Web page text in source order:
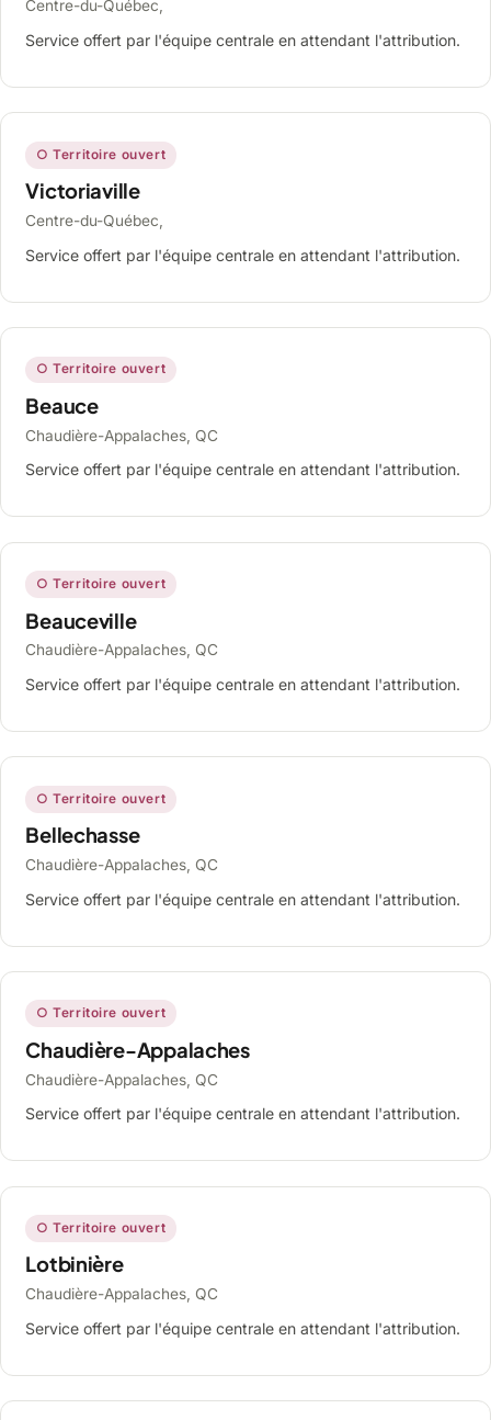
Centre-du-Québec,
Service offert par l'équipe centrale en attendant l'attribution.
○ Territoire ouvert
Victoriaville
Centre-du-Québec,
Service offert par l'équipe centrale en attendant l'attribution.
○ Territoire ouvert
Beauce
Chaudière-Appalaches, QC
Service offert par l'équipe centrale en attendant l'attribution.
○ Territoire ouvert
Beauceville
Chaudière-Appalaches, QC
Service offert par l'équipe centrale en attendant l'attribution.
○ Territoire ouvert
Bellechasse
Chaudière-Appalaches, QC
Service offert par l'équipe centrale en attendant l'attribution.
○ Territoire ouvert
Chaudière-Appalaches
Chaudière-Appalaches, QC
Service offert par l'équipe centrale en attendant l'attribution.
○ Territoire ouvert
Lotbinière
Chaudière-Appalaches, QC
Service offert par l'équipe centrale en attendant l'attribution.